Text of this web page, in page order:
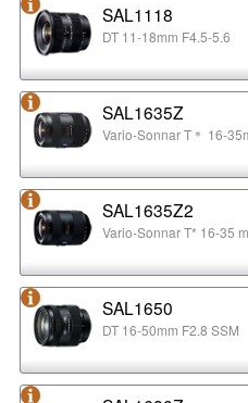
SAL1118
DT 11-18mm F4.5-5.6
SAL1635Z
Vario-Sonnar T＊ 16-
SAL1635Z2
Vario-Sonnar T* 16-35
SAL1650
DT 16-50mm F2.8 SSM